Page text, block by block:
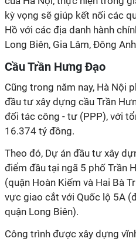
kỳ vọng sẽ giúp kết nối các
Hồ với các địa danh hành
Long Biên, Gia Lâm, Đông
Cầu Trần Hưng Đạo
Cũng trong năm nay, Hà Nội
đầu tư xây dựng cầu Trần
đối tác công - tư (PPP), với
16.374 tỷ đồng.
Theo đó, Dự án đầu tư xây
điểm đầu tại ngã 5 phố Trần
(quận Hoàn Kiếm và Hai Bà
vực giao cắt với Quốc lộ 5A
quận Long Biên).
Công trình được xây dựng